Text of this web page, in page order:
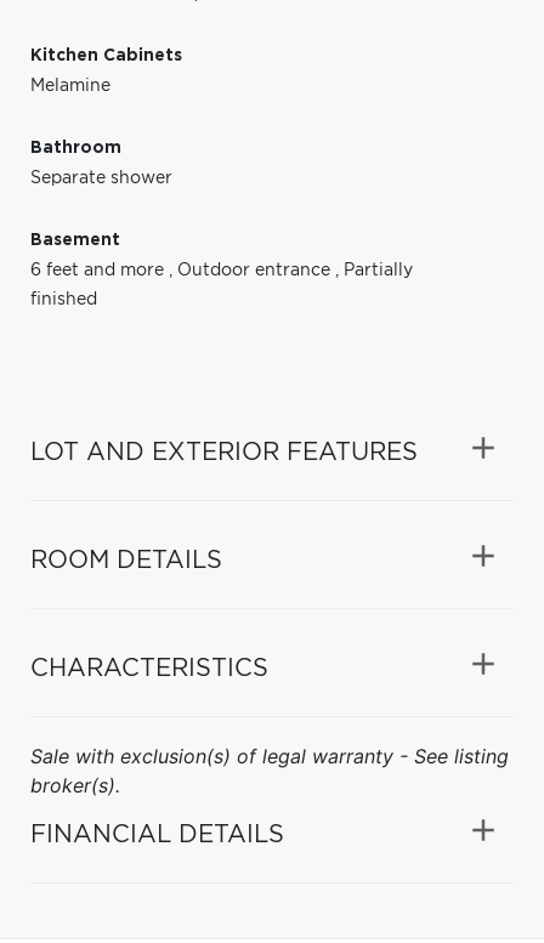
Kitchen Cabinets
Melamine
Bathroom
Separate shower
Basement
6 feet and more , Outdoor entrance , Partially
finished
LOT AND EXTERIOR FEATURES
ROOM DETAILS
CHARACTERISTICS
Sale with exclusion(s) of legal warranty - See listing
broker(s).
FINANCIAL DETAILS